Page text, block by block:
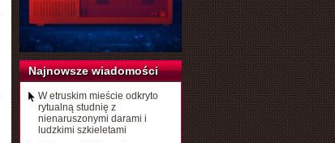
Najnowsze wiadomości
W etruskim mieście odkryto
rytualną studnię z
nienaruszonymi darami i
ludzkimi szkieletami